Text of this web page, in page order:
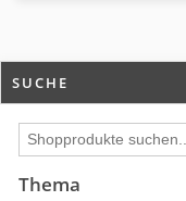
SUCHE
Thema